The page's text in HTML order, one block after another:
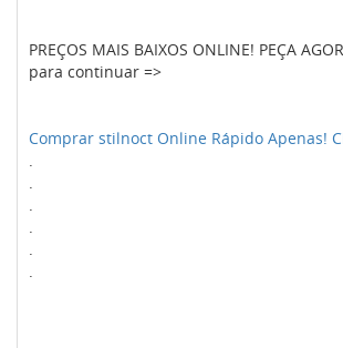
PREÇOS MAIS BAIXOS ONLINE! PEÇA
para continuar =>
Comprar stilnoct Online Rápido Apenas!
.
.
.
.
.
.